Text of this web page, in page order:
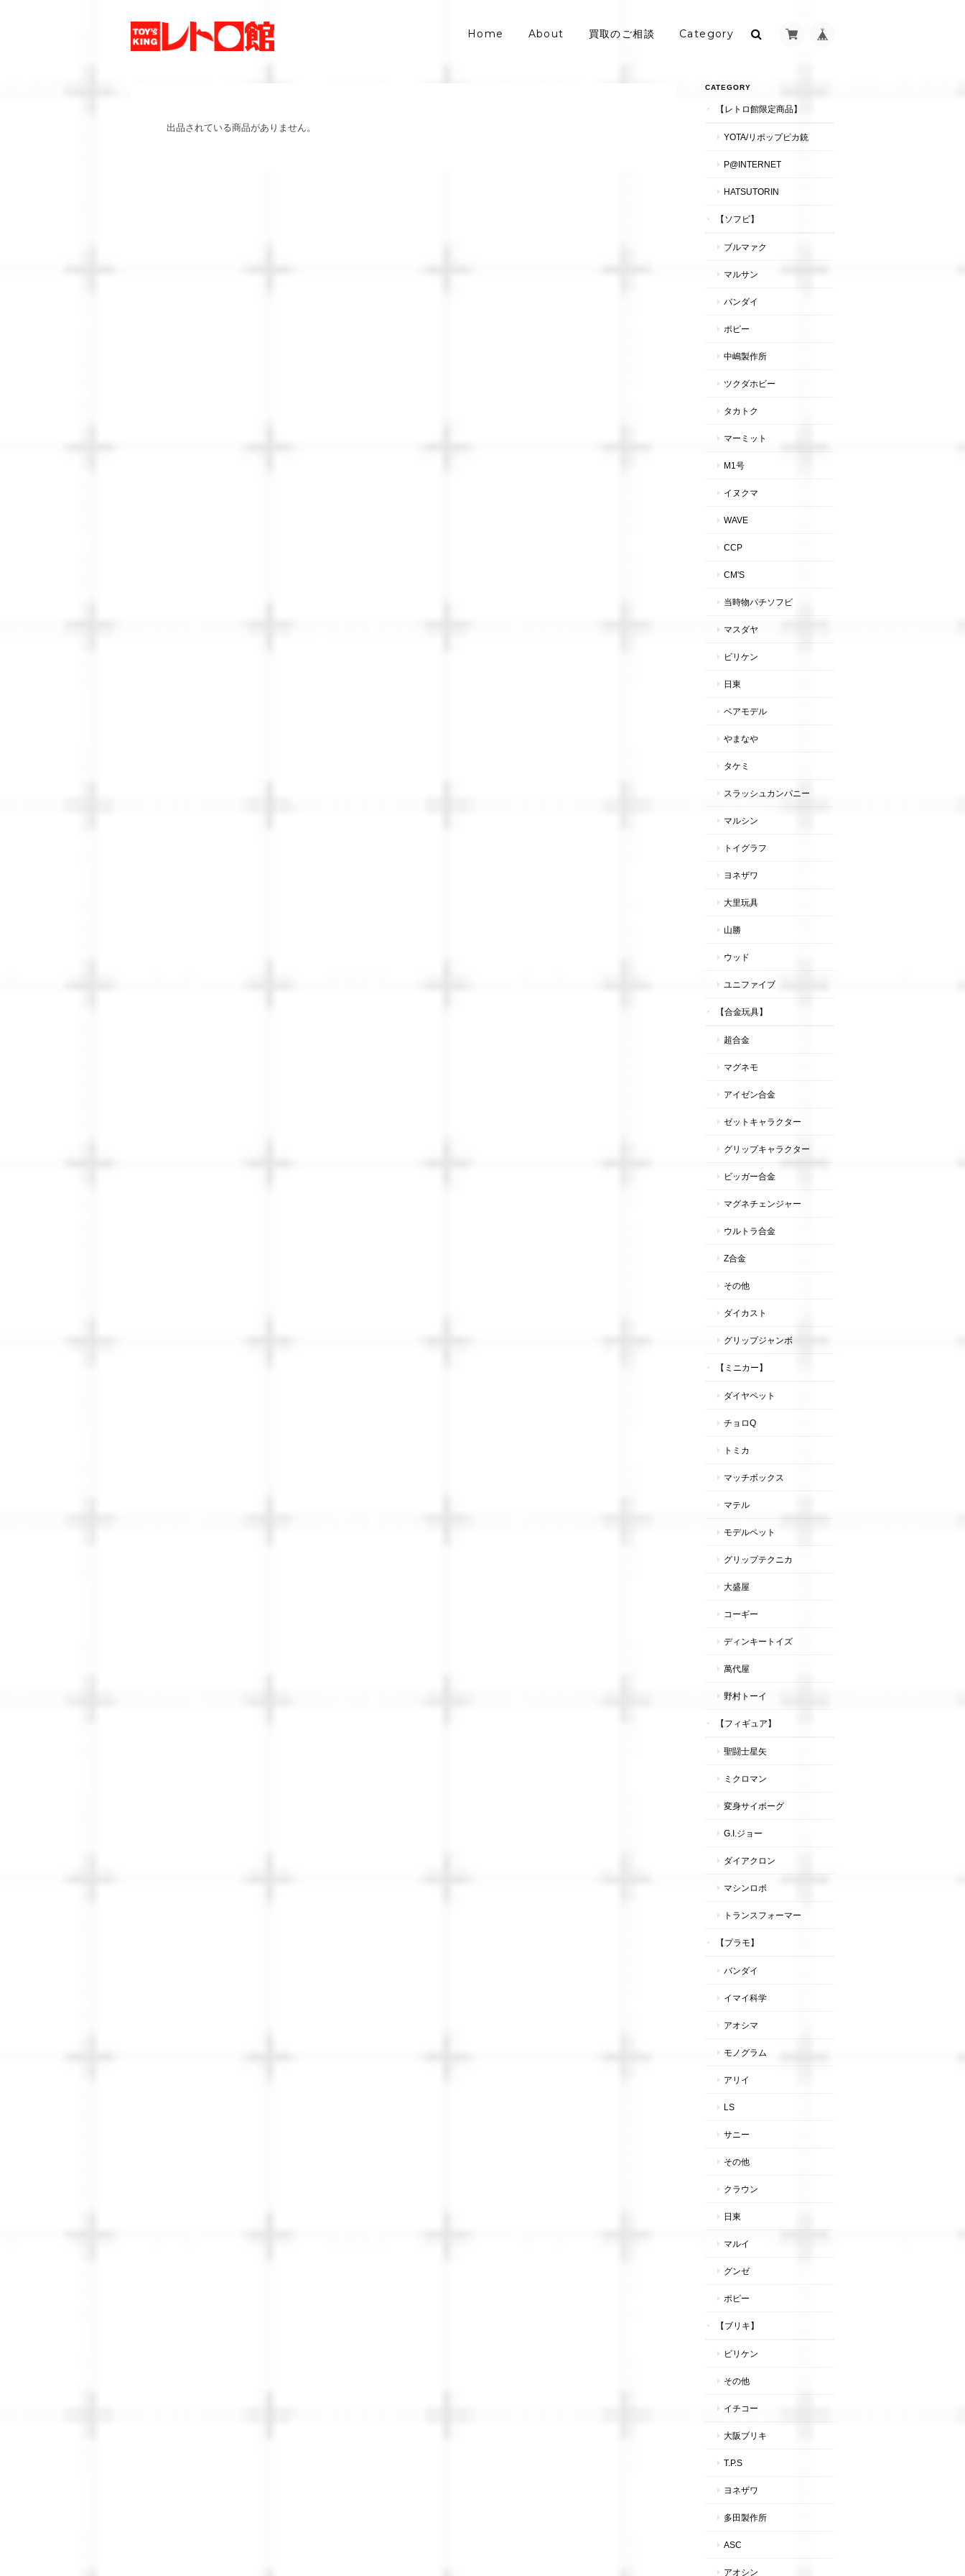
Home About 買取のご相談 Category
出品されている商品がありません。
CATEGORY
【レトロ館限定商品】
YOTA/リポップピカ銃
P@INTERNET
HATSUTORIN
【ソフビ】
ブルマァク
マルサン
バンダイ
ポピー
中嶋製作所
ツクダホビー
タカトク
マーミット
M1号
イヌクマ
WAVE
CCP
CM'S
当時物パチソフビ
マスダヤ
ビリケン
日東
ベアモデル
やまなや
タケミ
スラッシュカンパニー
マルシン
トイグラフ
ヨネザワ
大里玩具
山勝
ウッド
ユニファイブ
【合金玩具】
超合金
マグネモ
アイゼン合金
ゼットキャラクター
グリップキャラクター
ビッガー合金
マグネチェンジャー
ウルトラ合金
Z合金
その他
ダイカスト
グリップジャンボ
【ミニカー】
ダイヤペット
チョロQ
トミカ
マッチボックス
マテル
モデルペット
グリップテクニカ
大盛屋
コーギー
ディンキートイズ
萬代屋
野村トーイ
【フィギュア】
聖闘士星矢
ミクロマン
変身サイボーグ
G.I.ジョー
ダイアクロン
マシンロボ
トランスフォーマー
【プラモ】
バンダイ
イマイ科学
アオシマ
モノグラム
アリイ
LS
サニー
その他
クラウン
日東
マルイ
グンゼ
ポピー
【ブリキ】
ビリケン
その他
イチコー
大阪ブリキ
T.P.S
ヨネザワ
多田製作所
ASC
アオシン